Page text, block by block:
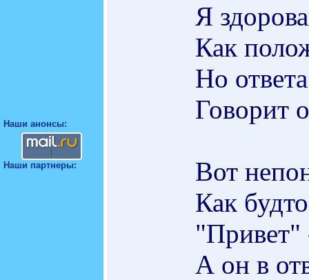
Наши анонсы:
Наши партнеры:
Я
Как
Но
Говорит
Вот
Как
"Привет"
А он в